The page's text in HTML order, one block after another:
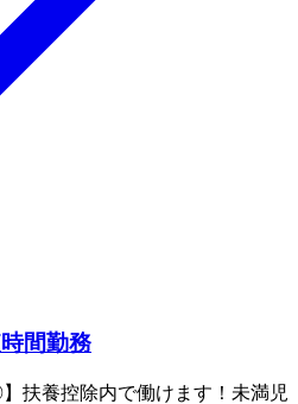
間勤務
扶養控除内で働けます！未満児